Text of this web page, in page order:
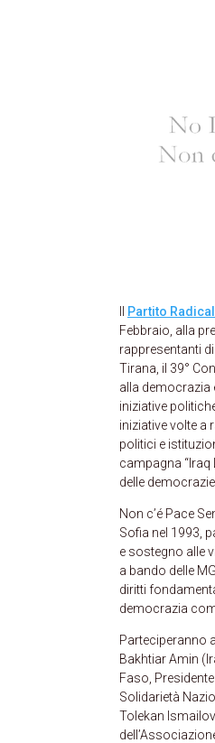
Il Partito
Febbraio, alla
rappresentanti
Tirana, il 39°
alla democrazia
iniziative
iniziative volte a
politici e
campagna
delle
Non c’é Pace
Sofia nel 1993,
e sostegno alle
a bando delle
diritti
democrazia
Parteciperanno
Bakhtiar Amin
Faso,
Solidarietà
Tolekan